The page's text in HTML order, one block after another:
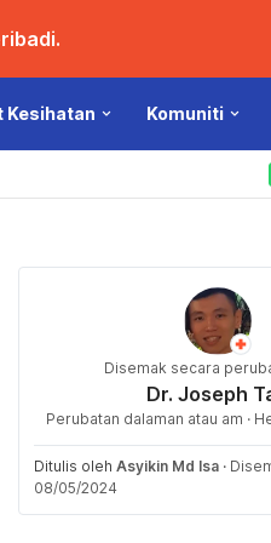
Kesihatan Komuniti
Disemak secara
Dr. Joseph
Perubatan dalaman atau am ·
Ditulis oleh Asyikin Md Isa ·
08/05/2024